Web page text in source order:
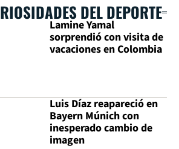
DEL DEPORTE
Lamine Yamal
sorprendió con visita de
vacaciones en Colombia
Luis Díaz reapareció en
Bayern Múnich con
inesperado cambio de
imagen